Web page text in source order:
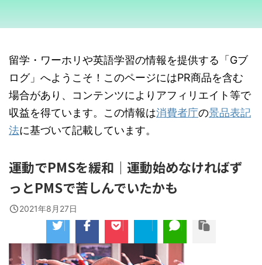
留学・ワーホリや英語学習の情報を提供する「Gブ
ログ」へようこそ！このページにはPR商品を含む
場合があり、コンテンツによりアフィリエイト等で
収益を得ています。この情報は消費者庁の景品表記
法に基づいて記載しています。
運動でPMSを緩和｜運動始めなければず
っとPMSで苦しんでいたかも
2021年8月27日